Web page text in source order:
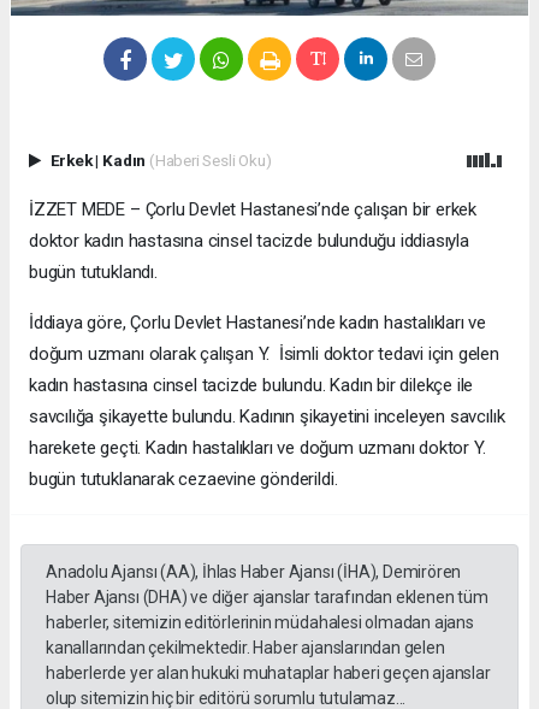
Erkek| Kadın (Haberi Sesli Oku)
İZZET MEDE – Çorlu Devlet Hastanesi’nde çalışan bir erkek
doktor kadın hastasına cinsel tacizde bulunduğu iddiasıyla
bugün tutuklandı.
İddiaya göre, Çorlu Devlet Hastanesi’nde kadın hastalıkları ve
doğum uzmanı olarak çalışan Y. İsimli doktor tedavi için gelen
kadın hastasına cinsel tacizde bulundu. Kadın bir dilekçe ile
savcılığa şikayette bulundu. Kadının şikayetini inceleyen savcılık
harekete geçti. Kadın hastalıkları ve doğum uzmanı doktor Y.
bugün tutuklanarak cezaevine gönderildi.
Anadolu Ajansı (AA), İhlas Haber Ajansı (İHA), Demirören
Haber Ajansı (DHA) ve diğer ajanslar tarafından eklenen tüm
haberler, sitemizin editörlerinin müdahalesi olmadan ajans
kanallarından çekilmektedir. Haber ajanslarından gelen
haberlerde yer alan hukuki muhataplar haberi geçen ajanslar
olup sitemizin hiç bir editörü sorumlu tutulamaz...